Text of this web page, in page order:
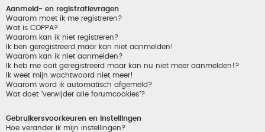
Aanmeld- en registratievragen
Waarom moet ik me registreren?
Wat is COPPA?
Waarom kan ik niet registreren?
Ik ben geregistreerd maar kan niet aanmelden!
Waarom kan ik niet aanmelden?
Ik heb me ooit geregistreerd maar kan nu niet meer aanmelden!?
Ik weet mijn wachtwoord niet meer!
Waarom word ik automatisch afgemeld?
Wat doet "verwijder alle forumcookies"?
Gebruikersvoorkeuren en instellingen
Hoe verander ik mijn instellingen?